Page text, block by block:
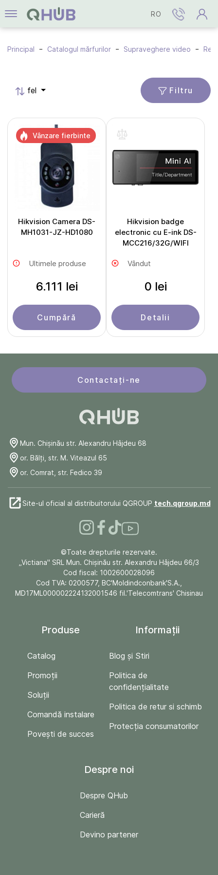
RO
Principal Catalogul mărfurilor Supraveghere video
fel Filtru
Hikvision Camera DS-
MH1031-JZ-HD1080
Ultimele produse
6.111 lei
Cumpără
Vânzare fierbinte
Hikvision badge
electronic cu E-ink DS-
MCC216/32G/WIFI
Vândut
0 lei
Detalii
Contactați-ne
Mun. Chişinău str. Alexandru Hâjdeu 68
or. Bălți, str. M. Viteazul 65
or. Comrat, str. Fedico 39
Site-ul oficial al distribuitorului QGROUP tech.qgroup.md
©Toate drepturile rezervate.
„Victiana" SRL Mun. Chişinău str. Alexandru Hâjdeu 66/3
Cod fiscal: 1002600028096
Cod TVA: 0200577, BC'Moldindconbank'S.A.,
MD17ML000002224132001546 fil.'Telecomtrans' Chisinau
Produse
Catalog
Promoții
Soluții
Comandă instalare
Povești de succes
Informații
Blog și Stiri
Politica de
confidențialitate
Politica de retur si schimb
Protecția consumatorilor
Despre noi
Despre QHub
Carieră
Devino partener